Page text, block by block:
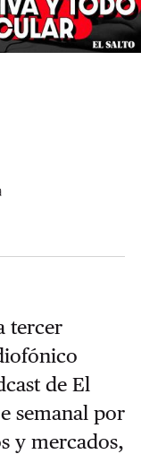
tercer
de El
semanal por
y mercados,